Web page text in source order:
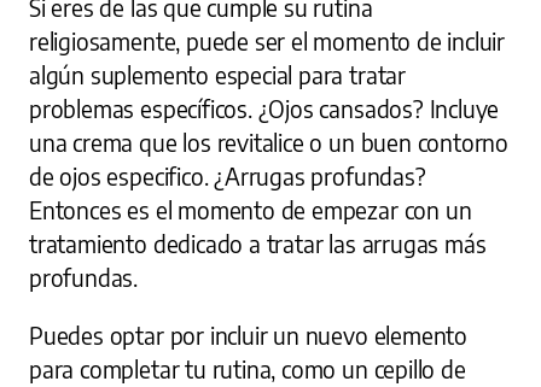
Si eres de las que cumple su rutina
religiosamente, puede ser el momento de incluir
algún suplemento especial para tratar
problemas específicos. ¿Ojos cansados? Incluye
una crema que los revitalice o un buen contorno
de ojos especifico. ¿Arrugas profundas?
Entonces es el momento de empezar con un
tratamiento dedicado a tratar las arrugas más
profundas.
Puedes optar por incluir un nuevo elemento
para completar tu rutina, como un cepillo de